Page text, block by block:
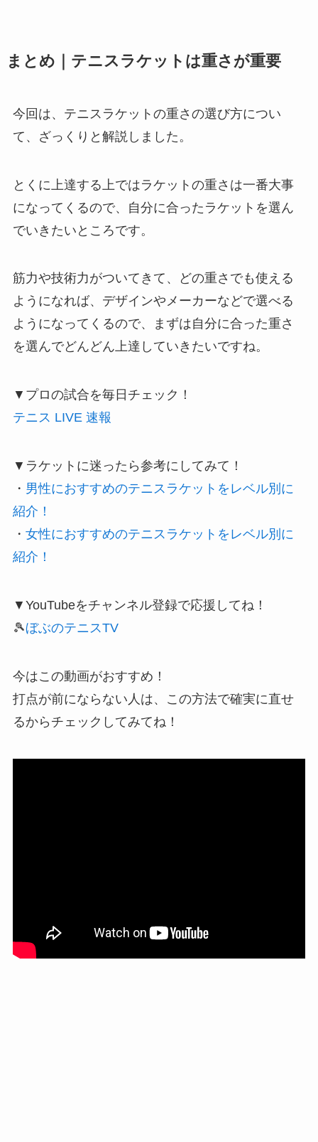
まとめ｜テニスラケットは重さが重要
今回は、テニスラケットの重さの選び方につい
て、ざっくりと解説しました。
とくに上達する上ではラケットの重さは一番大事
になってくるので、自分に合ったラケットを選ん
でいきたいところです。
筋力や技術力がついてきて、どの重さでも使える
ようになれば、デザインやメーカーなどで選べる
ようになってくるので、まずは自分に合った重さ
を選んでどんどん上達していきたいですね。
▼プロの試合を毎日チェック！
テニス LIVE 速報
▼ラケットに迷ったら参考にしてみて！
・ 男性におすすめのテニスラケットをレベル別に
紹介！
・ 女性におすすめのテニスラケットをレベル別に
紹介！
▼YouTubeをチャンネル登録で応援してね！
🎾ぼぶのテニスTV
今はこの動画がおすすめ！
打点が前にならない人は、この方法で確実に直せ
るからチェックしてみてね！